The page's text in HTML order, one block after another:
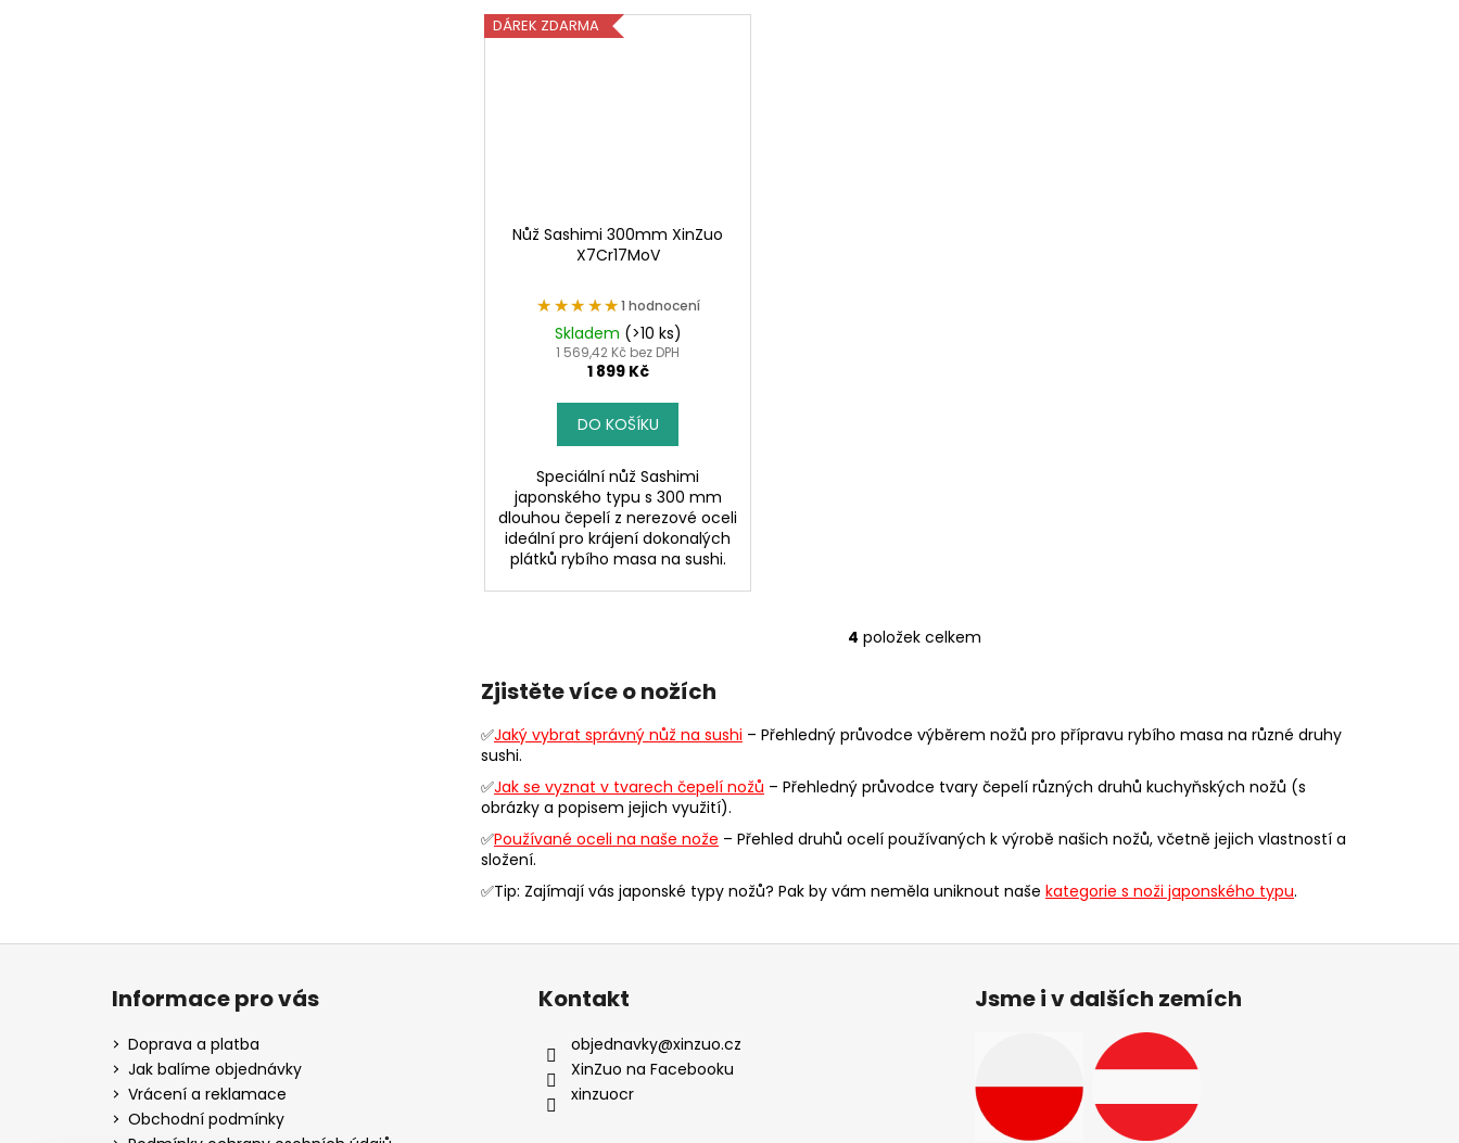
DÁREK ZDARMA
Nůž Sashimi 300mm XinZuo
X7Cr17MoV
★★★★★
★★★★★1 hodnocení
Skladem (>10 ks)
1 569,42 Kč bez DPH
1 899 Kč
DO KOŠÍKU
Speciální nůž Sashimi
japonského typu s 300 mm
dlouhou čepelí z nerezové oceli
ideální pro krájení dokonalých
plátků rybího masa na sushi.
O
d
c
p
v
4 položek celkem
Zjistěte více o nožích
✅Jaký vybrat správný nůž na sushi – Přehledný průvodce výběrem nožů pro přípravu rybího masa na různé druhy
sushi.
✅Jak se vyznat v tvarech čepelí nožů – Přehledný průvodce tvary čepelí různých druhů kuchyňských nožů (s
obrázky a popisem jejich využití).
✅Používané oceli na naše nože – Přehled druhů ocelí používaných k výrobě našich nožů, včetně jejich vlastností a
složení.
✅Tip: Zajímají vás japonské typy nožů? Pak by vám neměla uniknout naše kategorie s noži japonského typu.
Z
Informace pro vás
Doprava a platba
Jak balíme objednávky
Vrácení a reklamace
Obchodní podmínky
Kontakt
objednavky@xinzuo.cz
XinZuo na Facebooku
xinzuocr
Jsme i v dalších zemích